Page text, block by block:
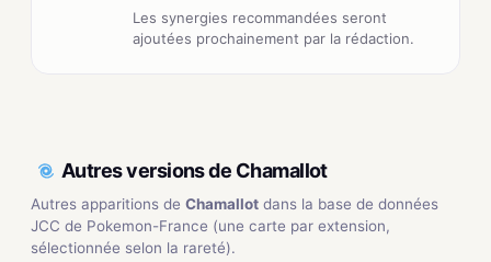
Les synergies recommandées seront
ajoutées prochainement par la rédaction.
Autres versions de Chamallot
Autres apparitions de Chamallot dans la base de données
JCC de Pokemon-France (une carte par extension,
sélectionnée selon la rareté).